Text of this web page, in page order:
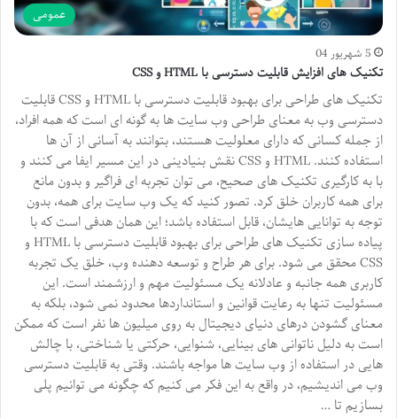
عمومی
5 شهریور 04
تکنیک های افزایش قابلیت دسترسی با HTML و CSS
تکنیک های طراحی برای بهبود قابلیت دسترسی با HTML و CSS قابلیت
دسترسی وب به معنای طراحی وب سایت ها به گونه ای است که همه افراد،
از جمله کسانی که دارای معلولیت هستند، بتوانند به آسانی از آن ها
استفاده کنند. HTML و CSS نقش بنیادینی در این مسیر ایفا می کنند و
با به کارگیری تکنیک های صحیح، می توان تجربه ای فراگیر و بدون مانع
برای همه کاربران خلق کرد. تصور کنید که یک وب سایت برای همه، بدون
توجه به توانایی هایشان، قابل استفاده باشد؛ این همان هدفی است که با
پیاده سازی تکنیک های طراحی برای بهبود قابلیت دسترسی با HTML و
CSS محقق می شود. برای هر طراح و توسعه دهنده وب، خلق یک تجربه
کاربری همه جانبه و عادلانه یک مسئولیت مهم و ارزشمند است. این
مسئولیت تنها به رعایت قوانین و استانداردها محدود نمی شود، بلکه به
معنای گشودن درهای دنیای دیجیتال به روی میلیون ها نفر است که ممکن
است به دلیل ناتوانی های بینایی، شنوایی، حرکتی یا شناختی، با چالش
هایی در استفاده از وب سایت ها مواجه باشند. وقتی به قابلیت دسترسی
وب می اندیشیم، در واقع به این فکر می کنیم که چگونه می توانیم پلی
بسازیم تا …